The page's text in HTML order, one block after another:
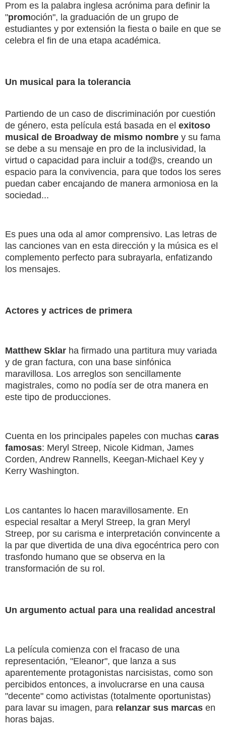
Prom es la palabra inglesa acrónima para definir la
"promoción", la graduación de un grupo de
estudiantes y por extensión la fiesta o baile en que se
celebra el fin de una etapa académica.
Un musical para la tolerancia
Partiendo de un caso de discriminación por cuestión
de género, esta película está basada en el exitoso
musical de Broadway de mismo nombre y su fama
se debe a su mensaje en pro de la inclusividad, la
virtud o capacidad para incluir a tod@s, creando un
espacio para la convivencia, para que todos los seres
puedan caber encajando de manera armoniosa en la
sociedad...
Es pues una oda al amor comprensivo. Las letras de
las canciones van en esta dirección y la música es el
complemento perfecto para subrayarla, enfatizando
los mensajes.
Actores y actrices de primera
Matthew Sklar ha firmado una partitura muy variada
y de gran factura, con una base sinfónica
maravillosa. Los arreglos son sencillamente
magistrales, como no podía ser de otra manera en
este tipo de producciones.
Cuenta en los principales papeles con muchas caras
famosas: Meryl Streep, Nicole Kidman, James
Corden, Andrew Rannells, Keegan-Michael Key y
Kerry Washington.
Los cantantes lo hacen maravillosamente. En
especial resaltar a Meryl Streep, la gran Meryl
Streep, por su carisma e interpretación convincente a
la par que divertida de una diva egocéntrica pero con
trasfondo humano que se observa en la
transformación de su rol.
Un argumento actual para una realidad ancestral
La película comienza con el fracaso de una
representación, "Eleanor", que lanza a sus
aparentemente protagonistas narcisistas, como son
percibidos entonces, a involucrarse en una causa
"decente" como activistas (totalmente oportunistas)
para lavar su imagen, para relanzar sus marcas en
horas bajas.